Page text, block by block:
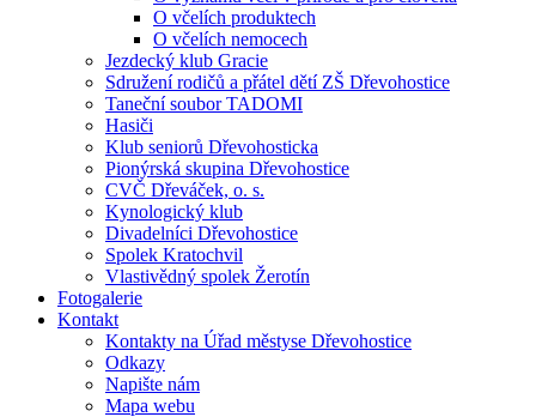
O včelích produktech
O včelích nemocech
Jezdecký klub Gracie
Sdružení rodičů a přátel dětí ZŠ Dřevohostice
Taneční soubor TADOMI
Hasiči
Klub seniorů Dřevohosticka
Pionýrská skupina Dřevohostice
CVČ Dřeváček, o. s.
Kynologický klub
Divadelníci Dřevohostice
Spolek Kratochvil
Vlastivědný spolek Žerotín
Fotogalerie
Kontakt
Kontakty na Úřad městyse Dřevohostice
Odkazy
Napište nám
Mapa webu